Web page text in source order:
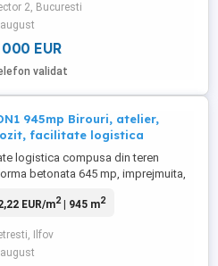
comercial cartier 23 August , 400
- bucuresti; strada Rosu
24, complexul ...
2, Bucuresti
000 EUR
validat
945mp Birouri, atelier,
facilitate logistica
logistica compusa din teren
betonata 645 mp, imprejmuita,
in containere, atelier mecanic,
200 m de intersectia A0 cu DN1.
EUR/m2| 945 m2
Ilfov